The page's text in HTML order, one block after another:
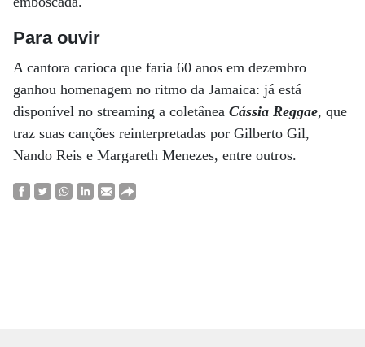
Para ouvir
A cantora carioca que faria 60 anos em dezembro
ganhou homenagem no ritmo da Jamaica: já está
disponível no streaming a coletânea Cássia Reggae, que
traz suas canções reinterpretadas por Gilberto Gil,
Nando Reis e Margareth Menezes, entre outros.